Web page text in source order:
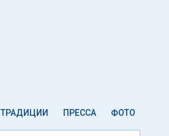
ТРАДИЦИИ ПРЕССА ФОТО